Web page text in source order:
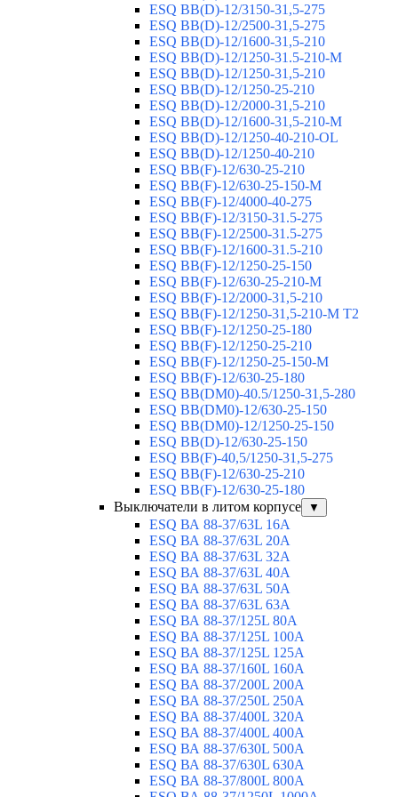
ESQ ВВ(D)-12/3150-31,5-275
ESQ ВВ(D)-12/2500-31,5-275
ESQ ВВ(D)-12/1600-31,5-210
ESQ ВВ(D)-12/1250-31.5-210-М
ESQ ВВ(D)-12/1250-31,5-210
ESQ ВВ(D)-12/1250-25-210
ESQ BB(D)-12/2000-31,5-210
ESQ BB(D)-12/1600-31,5-210-М
ESQ BB(D)-12/1250-40-210-OL
ESQ BB(D)-12/1250-40-210
ESQ ВВ(F)-12/630-25-210
ESQ ВВ(F)-12/630-25-150-М
ESQ ВВ(F)-12/4000-40-275
ESQ ВВ(F)-12/3150-31.5-275
ESQ ВВ(F)-12/2500-31.5-275
ESQ ВВ(F)-12/1600-31.5-210
ESQ ВВ(F)-12/1250-25-150
ESQ BB(F)-12/630-25-210-М
ESQ BB(F)-12/2000-31,5-210
ESQ BB(F)-12/1250-31,5-210-М T2
ESQ BB(F)-12/1250-25-180
ESQ ВВ(F)-12/1250-25-210
ESQ ВВ(F)-12/1250-25-150-М
ESQ BB(F)-12/630-25-180
ESQ ВВ(DM0)-40.5/1250-31,5-280
ESQ ВВ(DM0)-12/630-25-150
ESQ ВВ(DM0)-12/1250-25-150
ESQ BB(D)-12/630-25-150
ESQ ВВ(F)-40,5/1250-31,5-275
ESQ ВВ(F)-12/630-25-210
ESQ ВВ(F)-12/630-25-180
Выключатели в литом корпусе
▼
ESQ ВА 88-37/63L 16A
ESQ ВА 88-37/63L 20A
ESQ ВА 88-37/63L 32A
ESQ ВА 88-37/63L 40A
ESQ ВА 88-37/63L 50A
ESQ ВА 88-37/63L 63A
ESQ ВА 88-37/125L 80A
ESQ ВА 88-37/125L 100A
ESQ ВА 88-37/125L 125A
ESQ ВА 88-37/160L 160A
ESQ ВА 88-37/200L 200A
ESQ ВА 88-37/250L 250A
ESQ ВА 88-37/400L 320A
ESQ ВА 88-37/400L 400A
ESQ ВА 88-37/630L 500A
ESQ ВА 88-37/630L 630A
ESQ ВА 88-37/800L 800A